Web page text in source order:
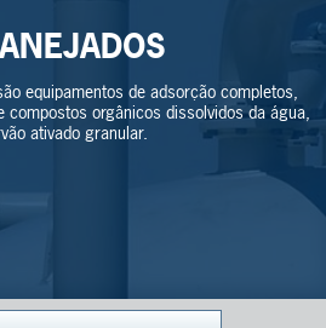
equipamentos de adsorção completos,
compostos orgânicos dissolvidos da água,
ativado granular.